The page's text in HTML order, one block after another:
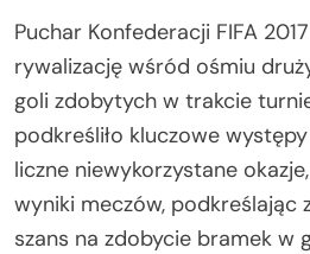
Puchar Konfederacji FIFA
rywalizację wśród ośmiu
goli zdobytych w trakcie
podkreśliło kluczowe
liczne niewykorzystane
wyniki meczów, podkreślając
szans na zdobycie bramek w